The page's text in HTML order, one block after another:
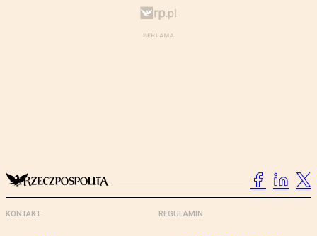
KONTAKT REGULAMIN